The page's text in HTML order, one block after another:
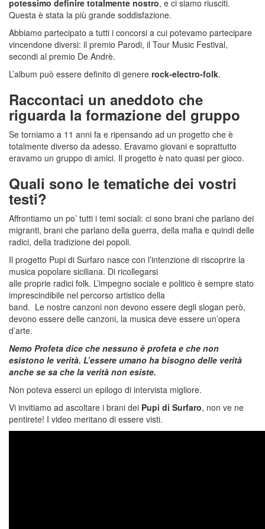
potessimo definire totalmente nostro, e ci siamo riusciti.
Questa è stata la più grande soddisfazione.
Abbiamo partecipato a tutti i concorsi a cui potevamo partecipare
vincendone diversi: il premio Parodi, il Tour Music Festival,
secondi al premio De Andrè.
L’album può essere definito di genere rock-electro-folk.
Raccontaci un aneddoto che
riguarda la formazione del gruppo
Se torniamo a 11 anni fa e ripensando ad un progetto che è
totalmente diverso da adesso. Eravamo giovani e soprattutto
eravamo un gruppo di amici. Il progetto è nato quasi per gioco.
Quali sono le tematiche dei vostri
testi?
Affrontiamo un po’ tutti i temi sociali: ci sono brani che parlano dei
migranti, brani che parlano della guerra, della mafia e quindi delle
radici, della tradizione dei popoli.
Il progetto Pupi di Surfaro nasce con l’intenzione di riscoprire la
musica popolare siciliana. Di ricollegarsi
alle proprie radici folk. L’impegno sociale e politico è sempre stato
imprescindibile nel percorso artistico della
band. Le nostre canzoni non devono essere degli slogan però,
devono essere delle canzoni, la musica deve essere un’opera
d’arte.
Nemo Profeta dice che nessuno è profeta e che non
esistono le verità. L’essere umano ha bisogno delle verità
anche se sa che la verità non esiste.
Non poteva esserci un epilogo di intervista migliore.
Vi invitiamo ad ascoltare i brani dei Pupi di Surfaro, non ve ne
pentirete! I video meritano di essere visti.